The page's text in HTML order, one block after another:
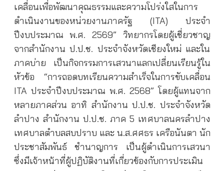
เคลื่อนเพื่อพัฒนาคุณธรรมและความโปร่งใสในการ
ดำเนินงานของหน่วยงานภาครัฐ (ITA) ประจำ
ปีงบประมาณ พ.ศ. 2569” วิทยากรโดยผู้เชี่ยวชาญ
จากสำนักงาน ป.ป.ช. ประจำจังหวัดเชียงใหม่ และใน
ภาคบ่าย เป็นกิจกรรมการเสวนาแลกเปลี่ยนเรียนรู้ใน
หัวข้อ “การถอดบทเรียนความสำเร็จในการขับเคลื่อน
ITA ประจำปีงบประมาณ พ.ศ. 2568” โดยผู้แทนจาก
หลายภาคส่วน อาทิ สำนักงาน ป.ป.ช. ประจำจังหวัด
ลำปาง สำนักงาน ป.ป.ช. ภาค 5 เทศบาลนครลำปาง
เทศบาลตำบลสบปราบ และ น.ส.ศศธร เครือนันตา นัก
ประชาสัมพันธ์ ชำนาญการ เป็นผู้ดำเนินการเสวนา
ซึ่งมีเจ้าหน้าที่ผู้ปฏิบัติงานที่เกี่ยวข้องกับการประเมิน